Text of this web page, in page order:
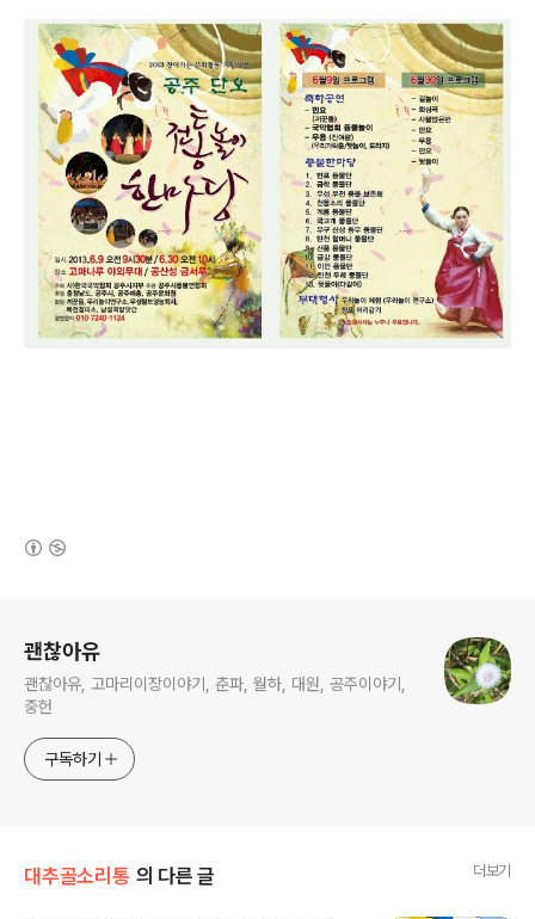
괜찮아유
괜찮아유, 고마리이장이야기, 춘파, 월하, 대원, 공주이야기,
중헌
구독하기
대추골소리통 의 다른 글 더보기